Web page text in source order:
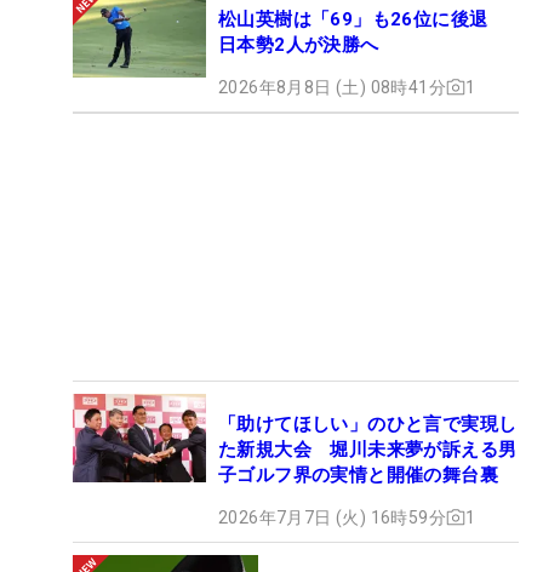
松山英樹は「69」も26位に後退
日本勢2人が決勝へ
2026年8月8日 (土) 08時41分 1
「助けてほしい」のひと言で実現し
た新規大会 堀川未来夢が訴える男
子ゴルフ界の実情と開催の舞台裏
2026年7月7日 (火) 16時59分 1